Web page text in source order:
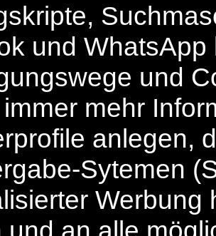
und
und
mehr
anlegen,
Sytemen
Werbung